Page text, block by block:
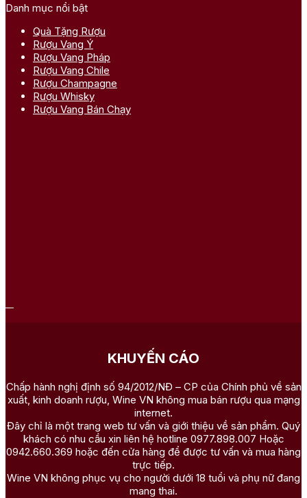
Danh mục nổi bật
Quà Tặng Rượu
Rượu Vang Ý
Rượu Vang Pháp
Rượu Vang Chile
Rượu Champagne
Rượu Whisky
Rượu Vang Bán Chạy
KHUYẾN CÁO
Chấp hành nghị định số 94/2012/NĐ – CP của Chính phủ về sản
xuất, kinh doanh rượu, Wine VN không mua bán rượu qua mạng
internet.
Đây chỉ là một trang web tư vấn và giới thiệu về sản phẩm. Quý
khách có nhu cầu xin liên hệ hotline 0977.898.007 Hoặc
0942.660.369 hoặc đến cửa hàng để được tư vấn và mua hàng
trực tiếp.
Wine VN không phục vụ cho người dưới 18 tuổi và phụ nữ đang
mang thai.